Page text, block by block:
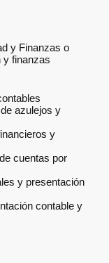
y Finanzas o
y finanzas
azulejos y
y
cuentas por
y presentación
contable y